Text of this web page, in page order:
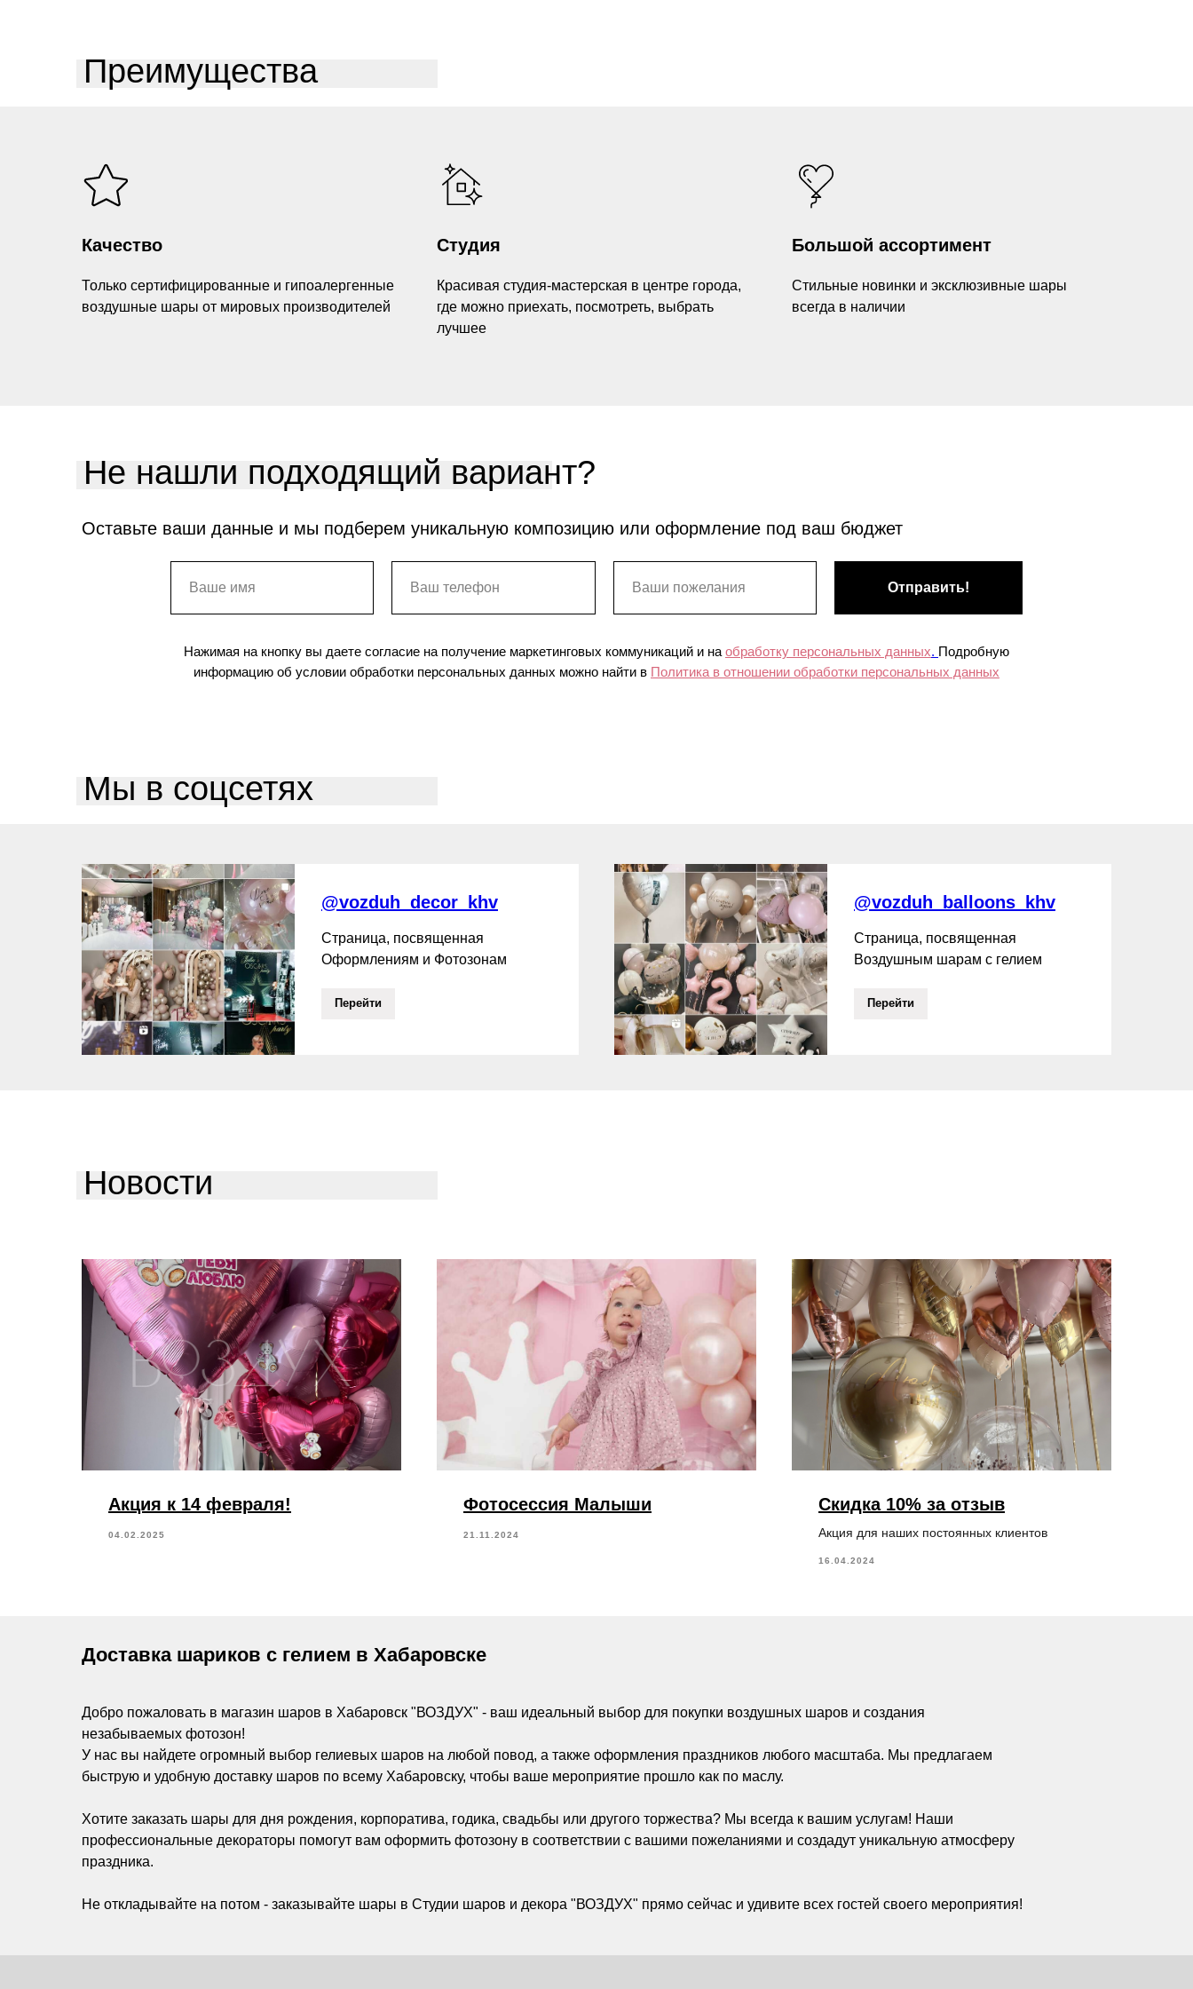
Преимущества
Качество
Только сертифицированные и гипоалергенные
воздушные шары от мировых производителей
Студия
Красивая студия-мастерская в центре города,
где можно приехать, посмотреть, выбрать
лучшее
Большой ассортимент
Стильные новинки и эксклюзивные шары
всегда в наличии
Не нашли подходящий вариант?
Оставьте ваши данные и мы подберем уникальную композицию или оформление под ваш бюджет
Отправить!
Нажимая на кнопку вы даете согласие на получение маркетинговых коммуникаций и на обработку персональных данных. Подробную
информацию об условии обработки персональных данных можно найти в Политика в отношении обработки персональных данных
Мы в соцсетях
@vozduh_decor_khv
Страница, посвященная
Оформлениям и Фотозонам
Перейти
@vozduh_balloons_khv
Страница, посвященная
Воздушным шарам с гелием
Перейти
Новости
Акция к 14 февраля!
04.02.2025
Фотосессия Малыши
21.11.2024
Скидка 10% за отзыв
Акция для наших постоянных клиентов
16.04.2024
Доставка шариков с гелием в Хабаровске
Добро пожаловать в магазин шаров в Хабаровск "ВОЗДУХ" - ваш идеальный выбор для покупки воздушных шаров и создания
незабываемых фотозон!
У нас вы найдете огромный выбор гелиевых шаров на любой повод, а также оформления праздников любого масштаба. Мы предлагаем
быструю и удобную доставку шаров по всему Хабаровску, чтобы ваше мероприятие прошло как по маслу.
Хотите заказать шары для дня рождения, корпоратива, годика, свадьбы или другого торжества? Мы всегда к вашим услугам! Наши
профессиональные декораторы помогут вам оформить фотозону в соответствии с вашими пожеланиями и создадут уникальную атмосферу
праздника.
Не откладывайте на потом - заказывайте шары в Студии шаров и декора "ВОЗДУХ" прямо сейчас и удивите всех гостей своего мероприятия!